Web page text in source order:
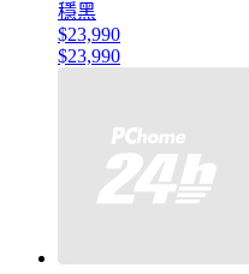
穩黑
$23,990
$23,990